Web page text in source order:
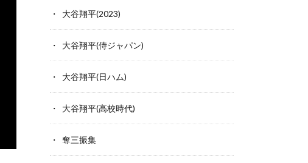
大谷翔平(2023)
大谷翔平(侍ジャパン)
大谷翔平(日ハム)
大谷翔平(高校時代)
奪三振集